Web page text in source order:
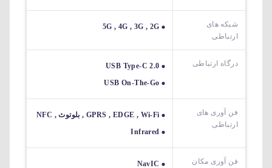
شبکه های
ارتباطی
5G , 4G , 3G , 2G
درگاه ارتباطی
USB Type-C 2.0
USB On-The-Go
فن آوری های
ارتباطی
GPRS , EDGE , Wi-Fi , بلوتوث , NFC
Infrared
فن آوری مکان
NavIC